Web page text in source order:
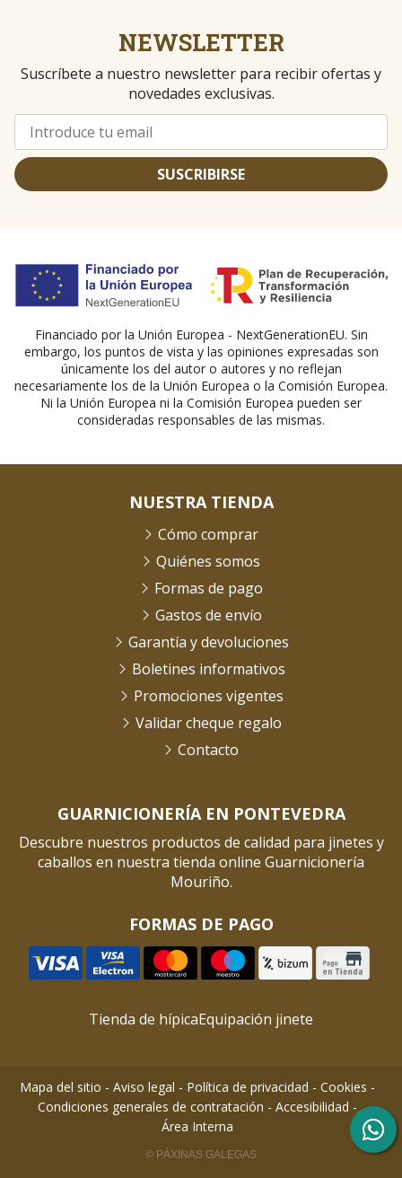
NEWSLETTER
Suscríbete a nuestro newsletter para recibir ofertas y
novedades exclusivas.
SUSCRIBIRSE
Financiado por la Unión Europea - NextGenerationEU. Sin
embargo, los puntos de vista y las opiniones expresadas son
únicamente los del autor o autores y no reflejan
necesariamente los de la Unión Europea o la Comisión Europea.
Ni la Unión Europea ni la Comisión Europea pueden ser
consideradas responsables de las mismas.
GUARNICIONERÍA EN PONTEVEDRA
Descubre nuestros productos de calidad para jinetes y
caballos en nuestra tienda online Guarnicionería
Mouriño.
FORMAS DE PAGO
NUESTRA TIENDA
Cómo comprar
Quiénes somos
Formas de pago
Gastos de envío
Garantía y devoluciones
Boletines informativos
Promociones vigentes
Validar cheque regalo
Contacto
Tienda de hípicaEquipación jinete
Mapa del sitio - Aviso legal - Política de privacidad - Cookies -
Condiciones generales de contratación - Accesibilidad -
Área Interna
© PÁXINAS GALEGAS